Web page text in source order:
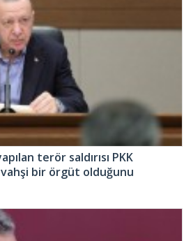
terör saldırısı PKK
vahşi bir örgüt olduğunu